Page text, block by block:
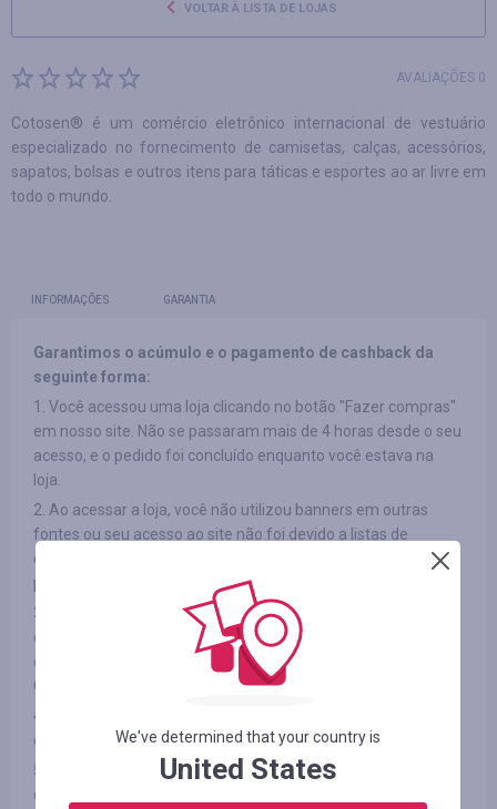
VOLTAR À LISTA DE LOJAS
AVALIAÇÕES 0
Cotosen® é um comércio eletrônico internacional de vestuário
especializado no fornecimento de camisetas, calças, acessórios,
sapatos, bolsas e outros itens para táticas e esportes ao ar livre em
todo o mundo.
INFORMAÇÕES GARANTIA
Garantimos o acúmulo e o pagamento de cashback da
seguinte forma:
1. Você acessou uma loja clicando no botão "Fazer compras"
em nosso site. Não se passaram mais de 4 horas desde o seu
acesso, e o pedido foi concluído enquanto você estava na
loja.
2. Ao acessar a loja, você não utilizou banners em outras
fontes ou seu acesso ao site não foi devido a listas de
discussão de terceiros e você também não utilizou códigos
promocionais de terceiros.
3. O item que você escolheu participa do cashback (em
determinadas lojas os produtos podem ser divididos por
categorias; veja a aba "INFORMAÇÕES/TERMOS E
CONDIÇÕES")
4. Após o pagamento, você não rejeitou o produto que
comprou por qualquer motivo.
5. Você não desativa anúncios ou usa aplicativos de bloqueio
de anúncios, como AdBlock ou produtos similares.
We've determined that your country is
United States